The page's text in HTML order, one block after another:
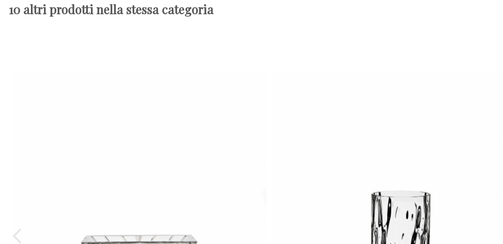
10 altri prodotti nella stessa categoria